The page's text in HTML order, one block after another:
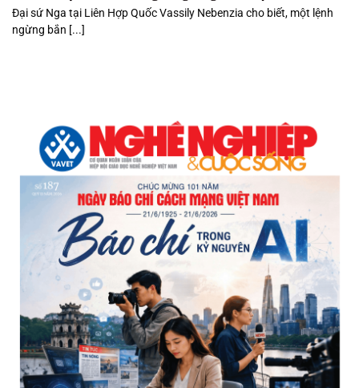
Đại sứ Nga tại Liên Hợp Quốc Vassily Nebenzia cho biết, một lệnh
ngừng bắn [...]